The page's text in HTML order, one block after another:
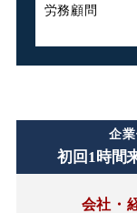
労務顧問
企
初回1時間
会社・